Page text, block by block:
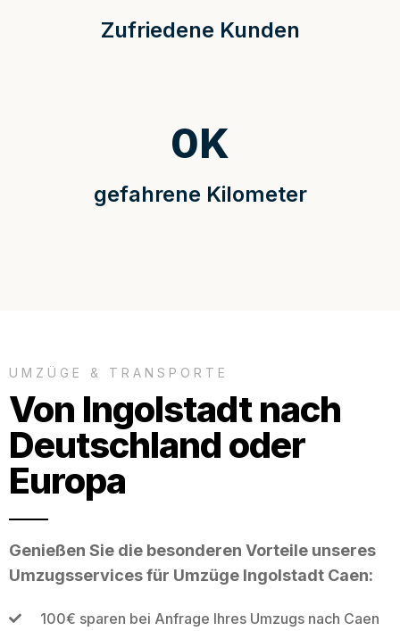
Zufriedene Kunden
gefahrene Kilometer
0K
UMZÜGE & TRANSPORTE
Von Ingolstadt nach
Deutschland oder
Europa
Genießen Sie die besonderen Vorteile unseres
Umzugsservices für Umzüge Ingolstadt Caen:
100€ sparen bei Anfrage Ihres Umzugs nach Caen